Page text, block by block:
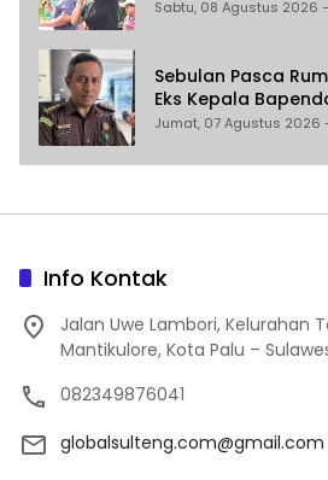
Terlibat Dugaan
Sabtu, 08 Agustus 2026 -
Sebulan Pasca
Eks Kepala
Tersangka
Jumat, 07 Agustus 2026 -
Info Kontak
Jalan Uwe Lambori, Kelurahan
Mantikulore, Kota Palu –
082349876041
globalsulteng.com@gmail.com